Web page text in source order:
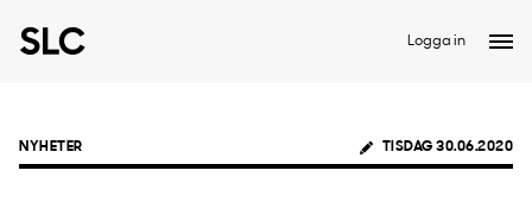
Logga in
NYHETER TISDAG 30.06.2020